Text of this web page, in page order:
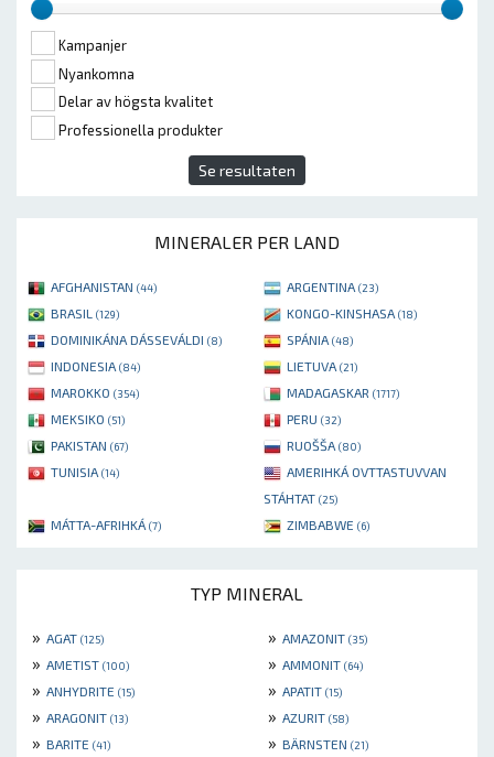
Kampanjer
Nyankomna
Delar av högsta kvalitet
Professionella produkter
Se resultaten
MINERALER PER LAND
AFGHANISTAN (44) ARGENTINA (23)
BRASIL (129) KONGO-KINSHASA (18)
DOMINIKÁNA DÁSSEVÁLDI (8) SPÁNIA (48)
INDONESIA (84) LIETUVA (21)
MAROKKO (354) MADAGASKAR (1717)
MEKSIKO (51) PERU (32)
PAKISTAN (67) RUOŠŠA (80)
TUNISIA (14)
AMERIHKÁ OVTTASTUVVAN
STÁHTAT (25)
MÁTTA-AFRIHKÁ (7) ZIMBABWE (6)
TYP MINERAL
» AGAT (125) » AMAZONIT (35)
» AMETIST (100) » AMMONIT (64)
» ANHYDRITE (15) » APATIT (15)
» ARAGONIT (13) » AZURIT (58)
» BARITE (41) » BÄRNSTEN (21)